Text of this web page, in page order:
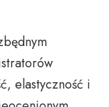
elastyczność i